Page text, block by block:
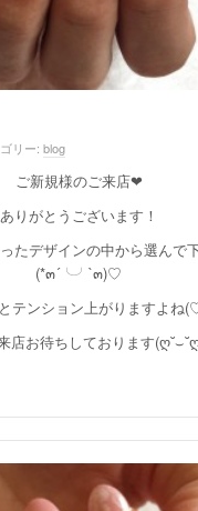
リー: blog
ご新規様のご来店❤︎
ありがとうございます！
たデザインの中から選んで
(*๓´╰╯`๓)♡
テンション上がりますよね
店お待ちしております